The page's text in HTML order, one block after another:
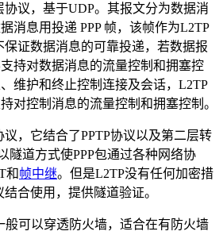
议，基于UDP。其报文分为数据消
消息用投递 PPP 帧，该帧作为L2TP
证数据消息的可靠投递，若数据报
持对数据消息的流量控制和拥塞控
维护和终止控制连接及会话，L2TP
对控制消息的流量控制和拥塞控制。
，它结合了PPTP协议以及第二层转
隧道方式使PPP包通过各种网络协
和帧中继。但是L2TP没有任何加密措
合使用，提供隧道验证。
般可以穿透防火墙，适合在有防火墙